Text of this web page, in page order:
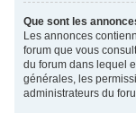
Que sont les
Les annonces
forum que vous
du forum dans lequel
générales, les
administrateurs du